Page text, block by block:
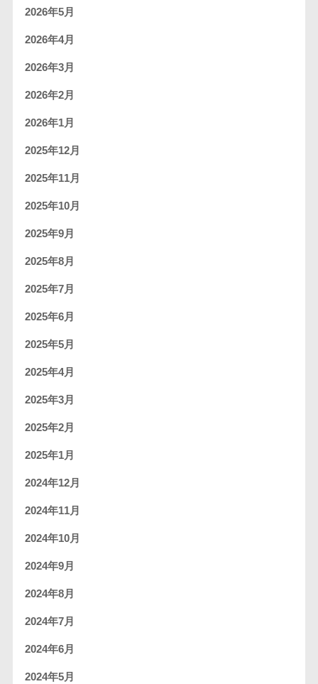
2026年5月
2026年4月
2026年3月
2026年2月
2026年1月
2025年12月
2025年11月
2025年10月
2025年9月
2025年8月
2025年7月
2025年6月
2025年5月
2025年4月
2025年3月
2025年2月
2025年1月
2024年12月
2024年11月
2024年10月
2024年9月
2024年8月
2024年7月
2024年6月
2024年5月